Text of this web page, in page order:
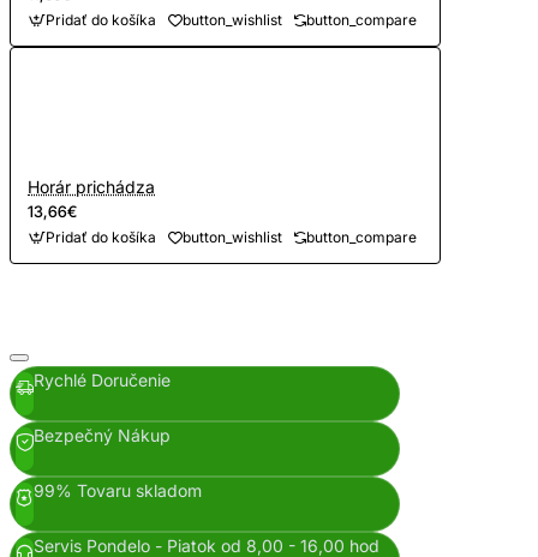
Pridať do košíka button_wishlist button_compare
Horár prichádza
13,66€
Pridať do košíka button_wishlist button_compare
Rychlé Doručenie
Bezpečný Nákup
99% Tovaru skladom
Servis Pondelo - Piatok od 8,00 - 16,00 hod